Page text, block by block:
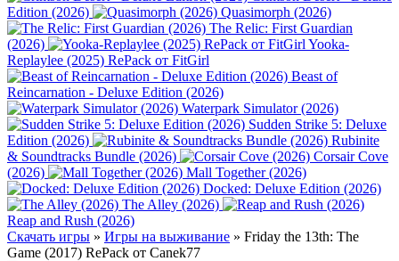
Edition (2026)
Quasimorph (2026)
The Relic: First Guardian
(2026)
Yooka-
Replaylee (2025) RePack от FitGirl
Beast of
Reincarnation - Deluxe Edition (2026)
Waterpark Simulator (2026)
Sudden Strike 5: Deluxe
Edition (2026)
Rubinite
& Soundtracks Bundle (2026)
Corsair Cove
(2026)
Mall Together (2026)
Docked: Deluxe Edition (2026)
The Alley (2026)
Reap and Rush (2026)
Скачать игры » Игры на выживание » Friday the 13th: The
Game (2017) RePack от Canek77